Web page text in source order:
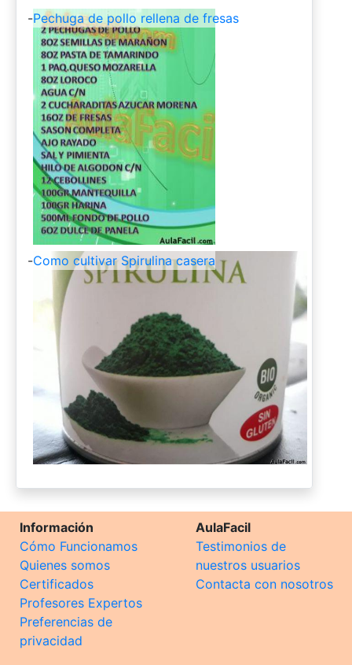
-Pechuga de pollo rellena de fresas
-Como cultivar Spirulina casera
Información
Cómo Funcionamos
Quienes somos
Certificados
Profesores Expertos
Preferencias de
privacidad
AulaFacil
Testimonios de
nuestros usuarios
Contacta con nosotros